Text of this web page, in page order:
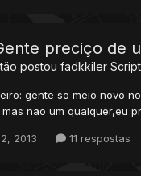
preciço de
postou fadkkiler
gente so meio novo
nao um qualquer,eu
2013 11 respostas